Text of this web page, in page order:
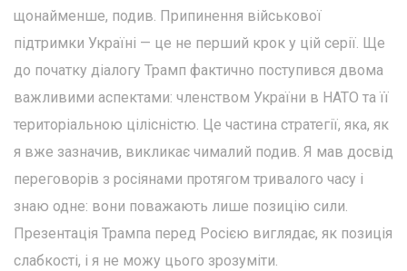
щонайменше, подив. Припинення військової
підтримки Україні — це не перший крок у цій серії. Ще
до початку діалогу Трамп фактично поступився двома
важливими аспектами: членством України в НАТО та її
територіальною цілісністю. Це частина стратегії, яка, як
я вже зазначив, викликає чималий подив. Я мав досвід
переговорів з росіянами протягом тривалого часу і
знаю одне: вони поважають лише позицію сили.
Презентація Трампа перед Росією виглядає, як позиція
слабкості, і я не можу цього зрозуміти.